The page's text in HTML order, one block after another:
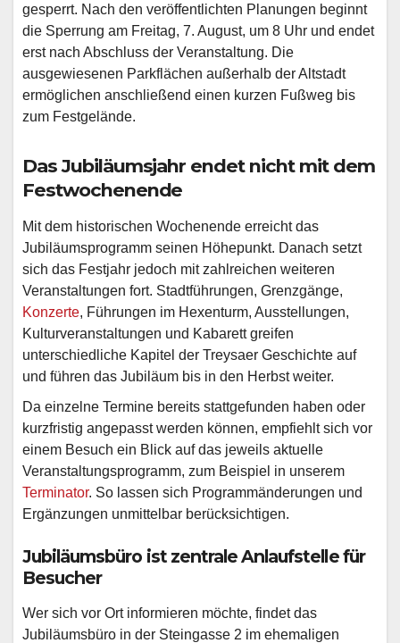
gesperrt. Nach den veröffentlichten Planungen beginnt
die Sperrung am Freitag, 7. August, um 8 Uhr und endet
erst nach Abschluss der Veranstaltung. Die
ausgewiesenen Parkflächen außerhalb der Altstadt
ermöglichen anschließend einen kurzen Fußweg bis
zum Festgelände.
Das Jubiläumsjahr endet nicht mit dem
Festwochenende
Mit dem historischen Wochenende erreicht das
Jubiläumsprogramm seinen Höhepunkt. Danach setzt
sich das Festjahr jedoch mit zahlreichen weiteren
Veranstaltungen fort. Stadtführungen, Grenzgänge,
Konzerte, Führungen im Hexenturm, Ausstellungen,
Kulturveranstaltungen und Kabarett greifen
unterschiedliche Kapitel der Treysaer Geschichte auf
und führen das Jubiläum bis in den Herbst weiter.
Da einzelne Termine bereits stattgefunden haben oder
kurzfristig angepasst werden können, empfiehlt sich vor
einem Besuch ein Blick auf das jeweils aktuelle
Veranstaltungsprogramm, zum Beispiel in unserem
Terminator. So lassen sich Programmänderungen und
Ergänzungen unmittelbar berücksichtigen.
Jubiläumsbüro ist zentrale Anlaufstelle für
Besucher
Wer sich vor Ort informieren möchte, findet das
Jubiläumsbüro in der Steingasse 2 im ehemaligen